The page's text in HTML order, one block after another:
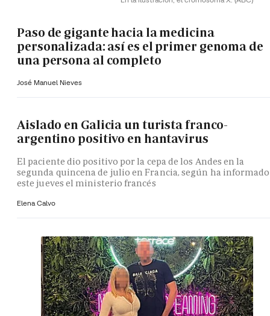
Paso de gigante hacia la medicina
personalizada: así es el primer genoma de
una persona al completo
José Manuel Nieves
Aislado en Galicia un turista franco-
argentino positivo en hantavirus
El paciente dio positivo por la cepa de los Andes en la
segunda quincena de julio en Francia, según ha informado
este jueves el ministerio francés
Elena Calvo